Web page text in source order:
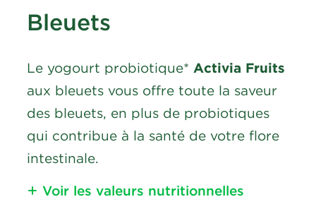
Bleuets
Le yogourt probiotique* Activia Fruits
aux bleuets vous offre toute la saveur
des bleuets, en plus de probiotiques
qui contribue à la santé de votre flore
intestinale.
Voir les valeurs nutritionnelles